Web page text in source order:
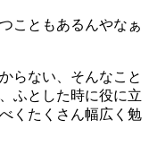
こともあるんやなぁ
らない、そんなこと
ふとした時に役に立
くたくさん幅広く勉